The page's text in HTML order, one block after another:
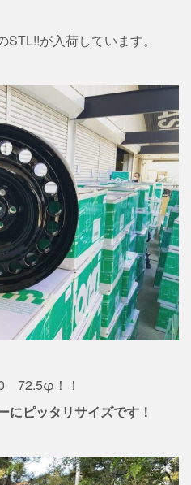
が入荷しています。
72.5φ！！
にピッタリサイズです！